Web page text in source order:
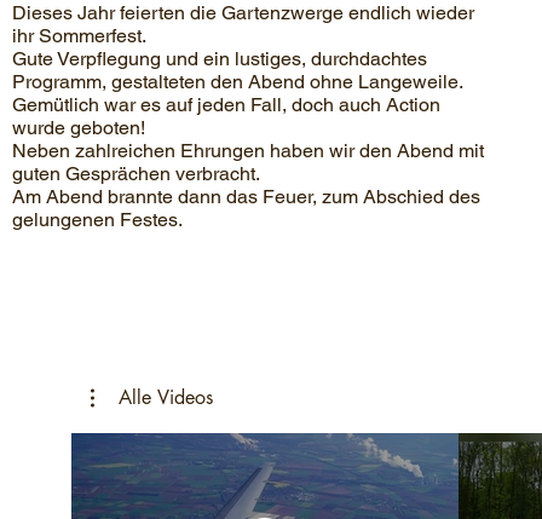
Dieses Jahr feierten die Gartenzwerge endlich wieder
ihr Sommerfest.
Gute Verpflegung und ein lustiges, durchdachtes
Programm, gestalteten den Abend ohne Langeweile.
Gemütlich war es auf jeden Fall, doch auch Action
wurde geboten!
Neben zahlreichen Ehrungen haben wir den Abend mit
guten Gesprächen verbracht.
Am Abend brannte dann das Feuer, zum Abschied des
gelungenen Festes.
Alle Videos